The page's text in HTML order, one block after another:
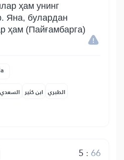
ҳам унинг
Яна, булардан
ҳам (Пайғамбарга)
السعدي ابن كثير الطبري
5 :66